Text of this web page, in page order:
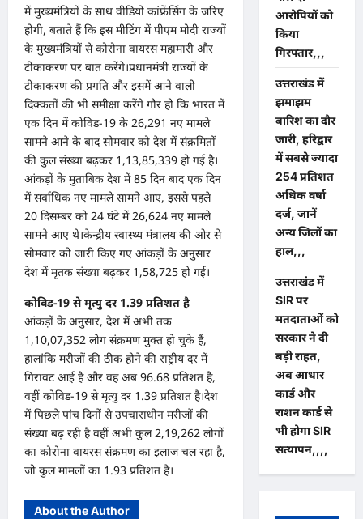
में मुख्यमंत्रियों के साथ वीडियो कांफ्रेंसिंग के जरिए
होगी, बताते हैं कि इस मीटिंग में पीएम मोदी राज्यों
के मुख्यमंत्रियों से कोरोना वायरस महामारी और
टीकाकरण पर बात करेंगे।प्रधानमंत्री राज्यों के
टीकाकरण की प्रगति और इसमें आने वाली
दिक्कतों की भी समीक्षा करेंगे गौर हो कि भारत में
एक दिन में कोविड-19 के 26,291 नए मामले
सामने आने के बाद सोमवार को देश में संक्रमितों
की कुल संख्या बढ़कर 1,13,85,339 हो गई है।
आंकड़ों के मुताबिक देश में 85 दिन बाद एक दिन
में सर्वाधिक नए मामले सामने आए, इससे पहले
20 दिसम्बर को 24 घंटे में 26,624 नए मामले
सामने आए थे।केन्द्रीय स्वास्थ्य मंत्रालय की ओर से
सोमवार को जारी किए गए आंकड़ों के अनुसार
देश में मृतक संख्या बढ़कर 1,58,725 हो गई।
कोविड-19 से मृत्यु दर 1.39 प्रतिशत है
आंकड़ों के अनुसार, देश में अभी तक
1,10,07,352 लोग संक्रमण मुक्त हो चुके हैं,
हालांकि मरीजों की ठीक होने की राष्ट्रीय दर में
गिरावट आई है और वह अब 96.68 प्रतिशत है,
वहीं कोविड-19 से मृत्यु दर 1.39 प्रतिशत है।देश
में पिछले पांच दिनों से उपचाराधीन मरीजों की
संख्या बढ़ रही है वहीं अभी कुल 2,19,262 लोगों
का कोरोना वायरस संक्रमण का इलाज चल रहा है,
जो कुल मामलों का 1.93 प्रतिशत है।
About the Author
आरोपियों को
किया
गिरफ्तार,,,
उत्तराखंड में
झमाझम
बारिश का दौर
जारी, हरिद्वार
में सबसे ज्यादा
254 प्रतिशत
अधिक वर्षा
दर्ज, जानें
अन्य जिलों का
हाल,,,
उत्तराखंड में
SIR पर
मतदाताओं को
सरकार ने दी
बड़ी राहत,
अब आधार
कार्ड और
राशन कार्ड से
भी होगा SIR
सत्यापन,,,,